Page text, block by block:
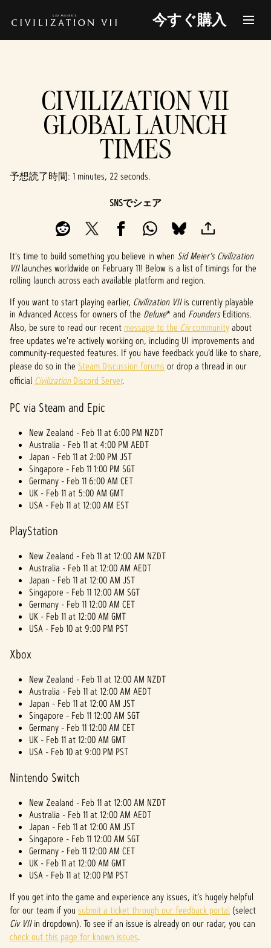
今すぐ購入
CIVILIZATION VII
GLOBAL LAUNCH
TIMES
予想読了時間 1 minutes, 22 seconds
SNSでシェア
It's time to build something you believe in when Sid Meier's Civilization
VIIlaunches worldwide on February 11! Below is a list of timings for the
rolling launch across each available platform and region.
If you want to start playing earlier, Civilization VIIis currently playable
in Advanced Access for owners of the Deluxe* and FoundersEditions.
Also, be sure to read our recent message to the Civcommunityabout
free updates we're actively working on, including UI improvements and
community-requested features. If you have feedback you’d like to share,
please do so in the Steam Discussion forums or drop a thread in our
official CivilizationDiscord Server.
PC via Steam and Epic
New Zealand - Feb 11 at 6:00 PM NZDT
Australia - Feb 11 at 4:00 PM AEDT
Japan - Feb 11 at 2:00 PM JST
Singapore - Feb 11 1:00 PM SGT
Germany - Feb 11 6:00 AM CET
UK - Feb 11 at 5:00 AM GMT
USA - Feb 11 at 12:00 AM EST
PlayStation
New Zealand - Feb 11 at 12:00 AM NZDT
Australia - Feb 11 at 12:00 AM AEDT
Japan - Feb 11 at 12:00 AM JST
Singapore - Feb 11 12:00 AM SGT
Germany - Feb 11 12:00 AM CET
UK - Feb 11 at 12:00 AM GMT
USA - Feb 10 at 9:00 PM PST
Xbox
New Zealand - Feb 11 at 12:00 AM NZDT
Australia - Feb 11 at 12:00 AM AEDT
Japan - Feb 11 at 12:00 AM JST
Singapore - Feb 11 12:00 AM SGT
Germany - Feb 11 12:00 AM CET
UK - Feb 11 at 12:00 AM GMT
USA - Feb 10 at 9:00 PM PST
Nintendo Switch
New Zealand - Feb 11 at 12:00 AM NZDT
Australia - Feb 11 at 12:00 AM AEDT
Japan - Feb 11 at 12:00 AM JST
Singapore - Feb 11 12:00 AM SGT
Germany - Feb 11 12:00 AM CET
UK - Feb 11 at 12:00 AM GMT
USA - Feb 11 at 12:00 PM PST
If you get into the game and experience any issues, it’s hugely helpful
for our team if you submit a ticket through our feedback portal (select
Civ VIIin dropdown). To see if an issue is already on our radar, you can
check out this page for known issues.